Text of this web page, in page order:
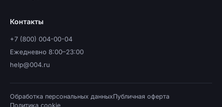
Контакты
+7 (800) 004-00-04
Ежедневно 8:00–23:00
help@004.ru
Обработка персональных данныхПубличная оферта
Политика cookie